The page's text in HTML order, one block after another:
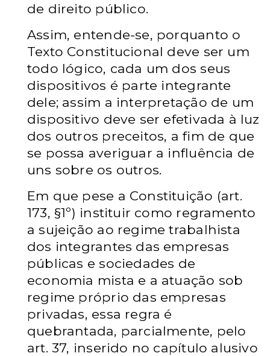
de direito público.
Assim, entende-se, porquanto o
Texto Constitucional deve ser um
todo lógico, cada um dos seus
dispositivos é parte integrante
dele; assim a interpretação de um
dispositivo deve ser efetivada à luz
dos outros preceitos, a fim de que
se possa averiguar a influência de
uns sobre os outros.
Em que pese a Constituição (art.
173, §1º) instituir como regramento
a sujeição ao regime trabalhista
dos integrantes das empresas
públicas e sociedades de
economia mista e a atuação sob
regime próprio das empresas
privadas, essa regra é
quebrantada, parcialmente, pelo
art. 37, inserido no capítulo alusivo